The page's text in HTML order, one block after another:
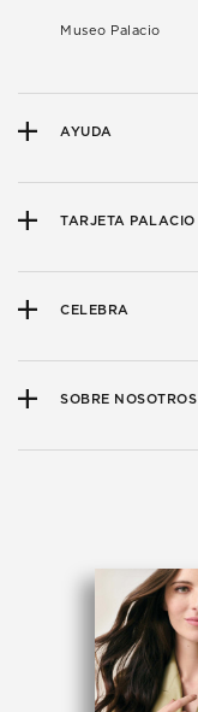
Museo Palacio
AYUDA
TARJETA PALACIO
CELEBRA
SOBRE NOSOTROS